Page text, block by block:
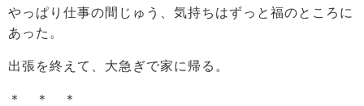
やっぱり仕事の間じゅう、気持ちはずっと福のところに
あった。
出張を終えて、大急ぎで家に帰る。
＊ ＊ ＊